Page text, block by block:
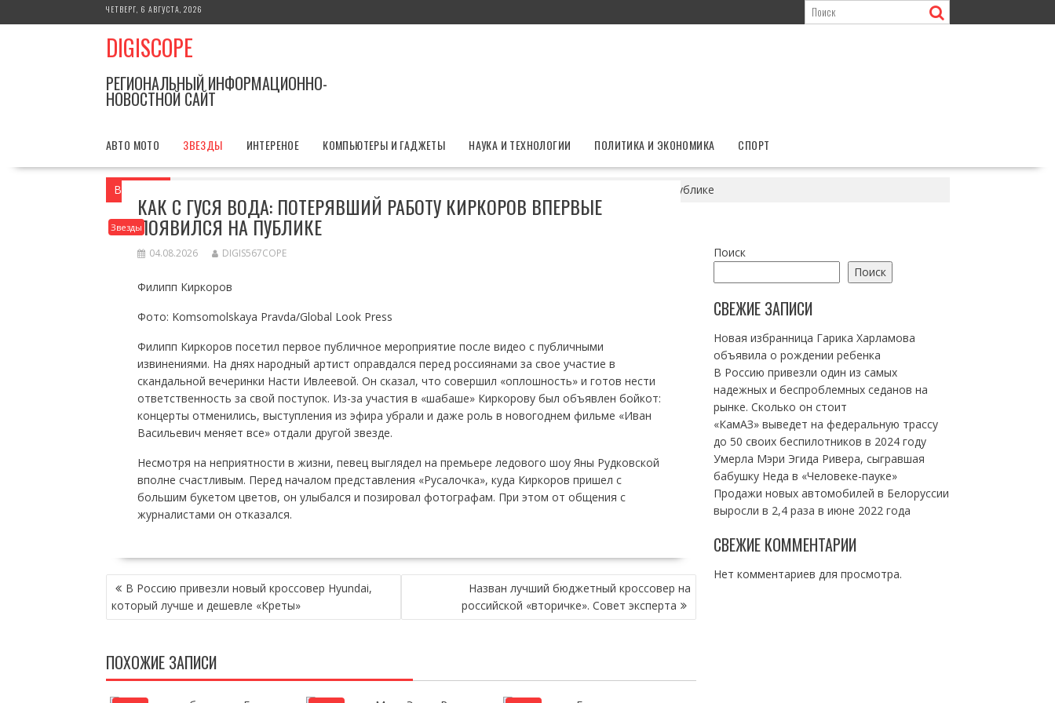
к
ЧЕТВЕРГ, 6 АВГУСТА, 2026
DIGISCOPE
РЕГИОНАЛЬНЫЙ ИНФОРМАЦИОННО-
НОВОСТНОЙ САЙТ
АВТО МОТО ЗВЕЗДЫ ИНТЕРЕНОЕ КОМПЬЮТЕРЫ И ГАДЖЕТЫ НАУКА И ТЕХНОЛОГИИ ПОЛИТИКА И ЭКОНОМИКА СПОРТ
Вы здесь Как с гуся вода: потерявший работу Киркоров впервые появился на публике
Звезды
КАК С ГУСЯ ВОДА: ПОТЕРЯВШИЙ РАБОТУ КИРКОРОВ ВПЕРВЫЕ
ПОЯВИЛСЯ НА ПУБЛИКЕ
04.08.2026 DIGIS567COPE
Филипп Киркоров
Фото: Komsomolskaya Pravda/Global Look Press
Филипп Киркоров посетил первое публичное мероприятие после видео с публичными
извинениями. На днях народный артист оправдался перед россиянами за свое участие в
скандальной вечеринки Насти Ивлеевой. Он сказал, что совершил «оплошность» и готов нести
ответственность за свой поступок. Из-за участия в «шабаше» Киркорову был объявлен бойкот:
концерты отменились, выступления из эфира убрали и даже роль в новогоднем фильме «Иван
Васильевич меняет все» отдали другой звезде.
Несмотря на неприятности в жизни, певец выглядел на премьере ледового шоу Яны Рудковской
вполне счастливым. Перед началом представления «Русалочка», куда Киркоров пришел с
большим букетом цветов, он улыбался и позировал фотографам. При этом от общения с
журналистами он отказался.
НАВИГАЦИЯ
ПО
ЗАПИСЯМ
В Россию привезли новый кроссовер Hyundai,
который лучше и дешевле «Креты»
Назван лучший бюджетный кроссовер на
российской «вторичке». Совет эксперта
ПОХОЖИЕ ЗАПИСИ
Поиск
Поиск
СВЕЖИЕ ЗАПИСИ
Новая избранница Гарика Харламова
объявила о рождении ребенка
В Россию привезли один из самых
надежных и беспроблемных седанов на
рынке. Сколько он стоит
«КамАЗ» выведет на федеральную трассу
до 50 своих беспилотников в 2024 году
Умерла Мэри Эгида Ривера, сыгравшая
бабушку Неда в «Человеке-пауке»
Продажи новых автомобилей в Белоруссии
выросли в 2,4 раза в июне 2022 года
СВЕЖИЕ КОММЕНТАРИИ
Нет комментариев для просмотра.